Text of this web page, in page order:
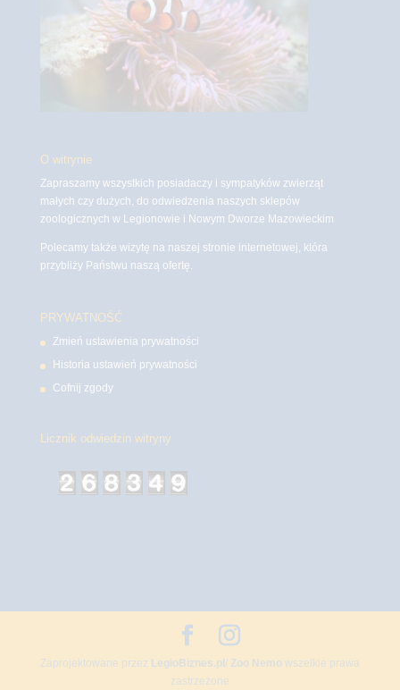
O witrynie
Zapraszamy wszystkich posiadaczy i sympatyków zwierząt
małych czy dużych, do odwiedzenia naszych sklepów
zoologicznych w Legionowie i Nowym Dworze Mazowieckim
Polecamy także wizytę na naszej stronie internetowej, która
przybliży Państwu naszą ofertę.
PRYWATNOŚĆ
Zmień ustawienia prywatności
Historia ustawień prywatności
Cofnij zgody
Licznik odwiedzin witryny
Zaprojektowane przez LegioBiznes.pl/ Zoo Nemowszelkie prawa
zastrzeżone